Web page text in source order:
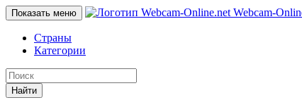
Показать меню Webcam-
Страны
Категории
Найти